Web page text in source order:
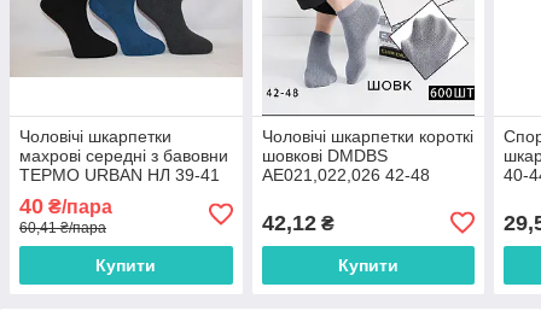
Чоловічі шкарпетки
махрові середні з бавовни
ТЕРМО URBAN НЛ 39-41
40 ₴/пара
60,41 ₴/пара
Купити
Чоловічі шкарпетки короткі
шовкові DMDBS
AE021,022,026 42-48
42,12₴
Купити
40-